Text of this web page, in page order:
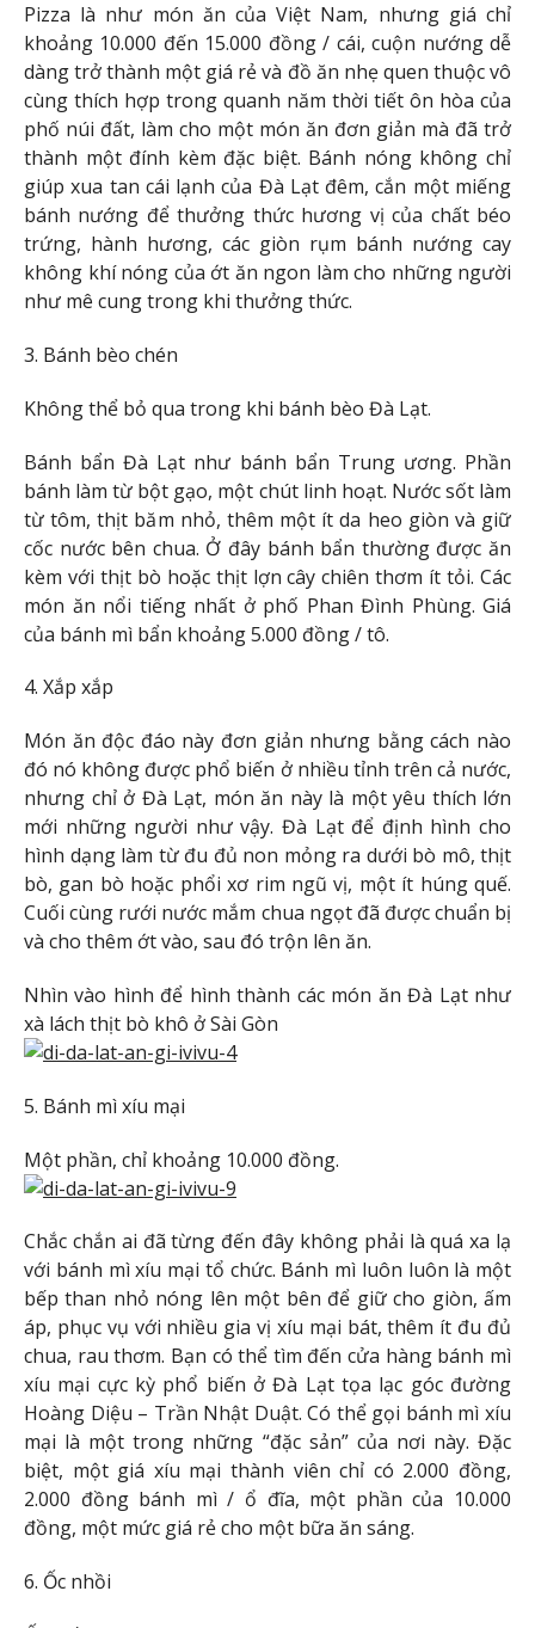
Pizza là như món ăn của Việt Nam, nhưng giá chỉ
khoảng 10.000 đến 15.000 đồng / cái, cuộn nướng dễ
dàng trở thành một giá rẻ và đồ ăn nhẹ quen thuộc vô
cùng thích hợp trong quanh năm thời tiết ôn hòa của
phố núi đất, làm cho một món ăn đơn giản mà đã trở
thành một đính kèm đặc biệt. Bánh nóng không chỉ
giúp xua tan cái lạnh của Đà Lạt đêm, cắn một miếng
bánh nướng để thưởng thức hương vị của chất béo
trứng, hành hương, các giòn rụm bánh nướng cay
không khí nóng của ớt ăn ngon làm cho những người
như mê cung trong khi thưởng thức.
3. Bánh bèo chén
Không thể bỏ qua trong khi bánh bèo Đà Lạt.
Bánh bẩn Đà Lạt như bánh bẩn Trung ương. Phần
bánh làm từ bột gạo, một chút linh hoạt. Nước sốt làm
từ tôm, thịt băm nhỏ, thêm một ít da heo giòn và giữ
cốc nước bên chua. Ở đây bánh bẩn thường được ăn
kèm với thịt bò hoặc thịt lợn cây chiên thơm ít tỏi. Các
món ăn nổi tiếng nhất ở phố Phan Đình Phùng. Giá
của bánh mì bẩn khoảng 5.000 đồng / tô.
4. Xắp xắp
Món ăn độc đáo này đơn giản nhưng bằng cách nào
đó nó không được phổ biến ở nhiều tỉnh trên cả nước,
nhưng chỉ ở Đà Lạt, món ăn này là một yêu thích lớn
mới những người như vậy. Đà Lạt để định hình cho
hình dạng làm từ đu đủ non mỏng ra dưới bò mô, thịt
bò, gan bò hoặc phổi xơ rim ngũ vị, một ít húng quế.
Cuối cùng rưới nước mắm chua ngọt đã được chuẩn bị
và cho thêm ớt vào, sau đó trộn lên ăn.
Nhìn vào hình để hình thành các món ăn Đà Lạt như
xà lách thịt bò khô ở Sài Gòn
5. Bánh mì xíu mại
Một phần, chỉ khoảng 10.000 đồng.
Chắc chắn ai đã từng đến đây không phải là quá xa lạ
với bánh mì xíu mại tổ chức. Bánh mì luôn luôn là một
bếp than nhỏ nóng lên một bên để giữ cho giòn, ấm
áp, phục vụ với nhiều gia vị xíu mại bát, thêm ít đu đủ
chua, rau thơm. Bạn có thể tìm đến cửa hàng bánh mì
xíu mại cực kỳ phổ biến ở Đà Lạt tọa lạc góc đường
Hoàng Diệu – Trần Nhật Duật. Có thể gọi bánh mì xíu
mại là một trong những “đặc sản” của nơi này. Đặc
biệt, một giá xíu mại thành viên chỉ có 2.000 đồng,
2.000 đồng bánh mì / ổ đĩa, một phần của 10.000
đồng, một mức giá rẻ cho một bữa ăn sáng.
6. Ốc nhồi